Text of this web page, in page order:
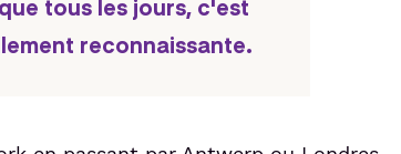
tous les jours, c'est
reconnaissante.